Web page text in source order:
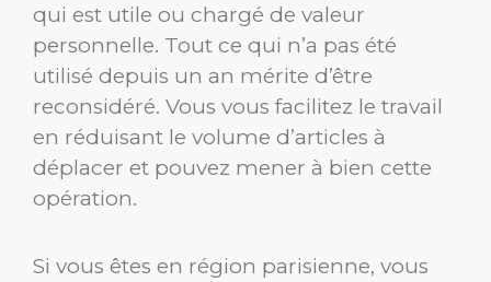
qui est utile ou chargé de valeur
personnelle. Tout ce qui n’a pas été
utilisé depuis un an mérite d’être
reconsidéré. Vous vous facilitez le travail
en réduisant le volume d’articles à
déplacer et pouvez mener à bien cette
opération.
Si vous êtes en région parisienne, vous